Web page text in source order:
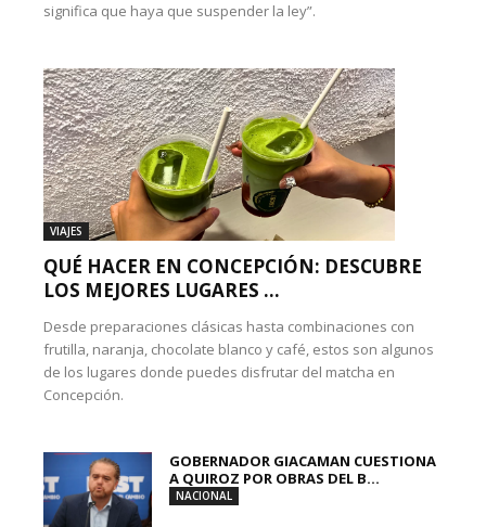
significa que haya que suspender la ley”.
VIAJES
QUÉ HACER EN CONCEPCIÓN: DESCUBRE
LOS MEJORES LUGARES ...
Desde preparaciones clásicas hasta combinaciones con
frutilla, naranja, chocolate blanco y café, estos son algunos
de los lugares donde puedes disfrutar del matcha en
Concepción.
GOBERNADOR GIACAMAN CUESTIONA
A QUIROZ POR OBRAS DEL B...
NACIONAL